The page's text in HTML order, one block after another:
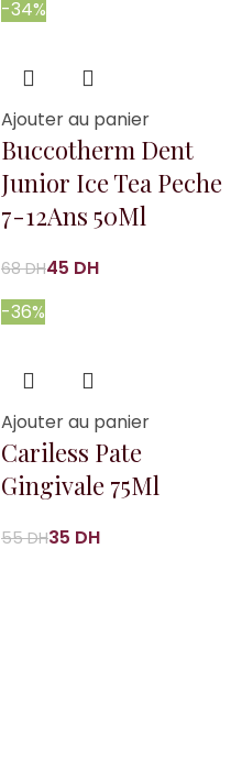
-34%
Ajouter au panier
Buccotherm Dent
Junior Ice Tea Peche
7-12Ans 50Ml
68DH45 DH
-36%
Ajouter au panier
Cariless Pate
Gingivale 75Ml
55DH35 DH